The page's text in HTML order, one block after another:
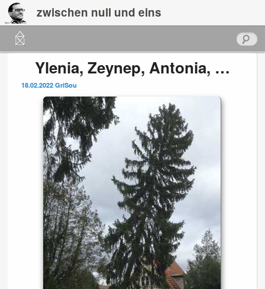
zwischen null und eins
Hauptmenü
Zum
primären
Inhalt
Zum
sekundären
Inhalt
Suchen
Ylenia, Zeynep, Antonia, …
18.02.2022 GriSou